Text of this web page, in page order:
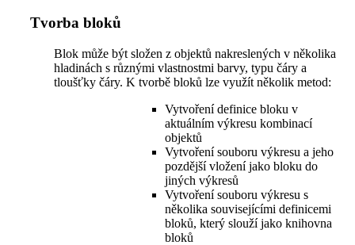
Tvorba bloků
Blok může být složen z objektů nakreslených v několika
hladinách s různými vlastnostmi barvy, typu čáry a
tloušťky čáry. K tvorbě bloků lze využít několik metod:
Vytvoření definice bloku v
aktuálním výkresu kombinací
objektů
Vytvoření souboru výkresu a jeho
pozdější vložení jako bloku do
jiných výkresů
Vytvoření souboru výkresu s
několika souvisejícími definicemi
bloků, který slouží jako knihovna
bloků